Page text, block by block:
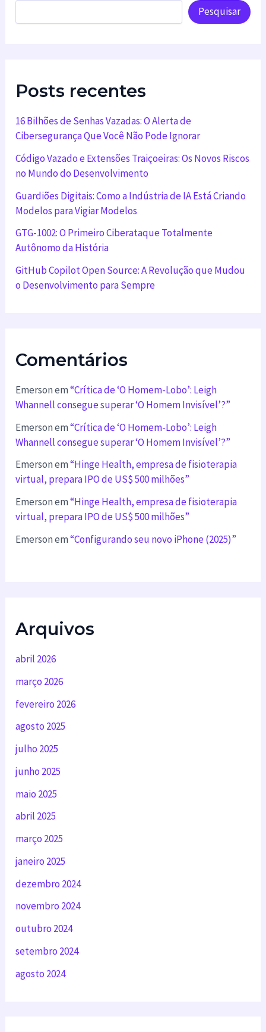
Pesquisar
Posts recentes
16 Bilhões de Senhas Vazadas: O Alerta de
Cibersegurança Que Você Não Pode Ignorar
Código Vazado e Extensões Traiçoeiras: Os Novos Riscos
no Mundo do Desenvolvimento
Guardiões Digitais: Como a Indústria de IA Está Criando
Modelos para Vigiar Modelos
GTG-1002: O Primeiro Ciberataque Totalmente
Autônomo da História
GitHub Copilot Open Source: A Revolução que Mudou
o Desenvolvimento para Sempre
Comentários
Emersonem“Crítica de ‘O Homem-Lobo’: Leigh
Whannell consegue superar ‘O Homem Invisível’?”
Emersonem“Crítica de ‘O Homem-Lobo’: Leigh
Whannell consegue superar ‘O Homem Invisível’?”
Emersonem“Hinge Health, empresa de fisioterapia
virtual, prepara IPO de US$ 500 milhões”
Emersonem“Hinge Health, empresa de fisioterapia
virtual, prepara IPO de US$ 500 milhões”
Emersonem“Configurando seu novo iPhone (2025)”
Arquivos
abril 2026
março 2026
fevereiro 2026
agosto 2025
julho 2025
junho 2025
maio 2025
abril 2025
março 2025
janeiro 2025
dezembro 2024
novembro 2024
outubro 2024
setembro 2024
agosto 2024